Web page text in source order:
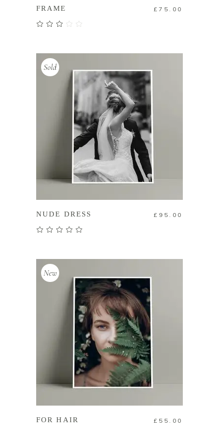
FRAME £ 75.00
5
Sold
NUDE DRESS £ 95.00
New
FOR HAIR £ 55.00